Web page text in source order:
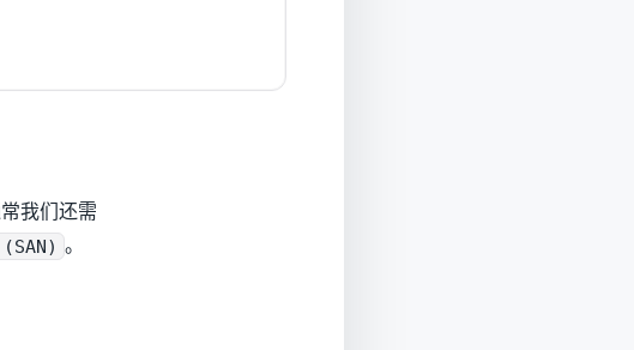
我们还需
。